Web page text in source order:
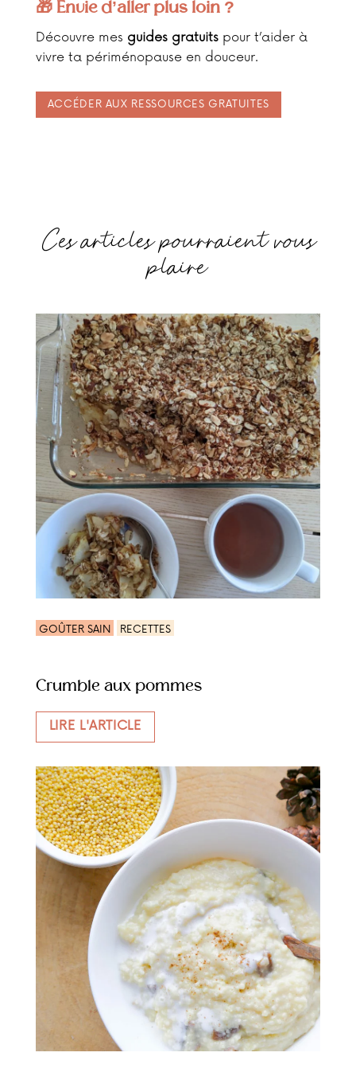
🎁 Envie d’aller plus loin ?
Découvre mes guides gratuitspour t’aider à
vivre ta périménopause en douceur.
ACCÉDER AUX RESSOURCES GRATUITES
Ces articles pourraient vous
plaire
GOÛTER SAIN RECETTES
Crumble aux pommes
LIRE L'ARTICLE